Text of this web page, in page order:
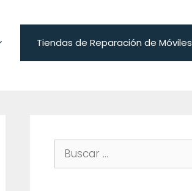
Tiendas de Reparación de Móviles
Buscar: